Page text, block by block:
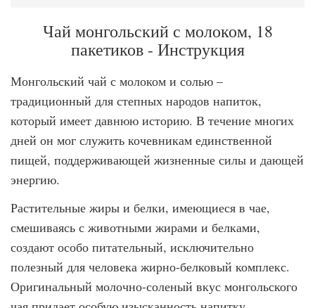
Чай монгольский с молоком, 18
пакетиков - Инструкция
Монгольский чай с молоком и солью –
традиционный для степных народов напиток,
который имеет давнюю историю. В течение многих
дней он мог служить кочевникам единственной
пищей, поддерживающей жизненные силы и дающей
энергию.
Растительные жиры и белки, имеющиеся в чае,
смешиваясь с животными жирами и белками,
создают особо питательный, исключительно
полезный для человека жирно-белковый комплекс.
Оригинальный молочно-соленый вкус монгольского